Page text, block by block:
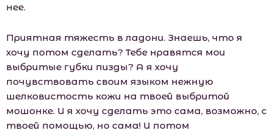
нее.
Приятная тяжесть в ладони. Знаешь, что я
хочу потом сделать? Тебе нравятся мои
выбритые губки пизды? А я хочу
почувствовать своим языком нежную
шелковистость кожи на твоей выбритой
мошонке. И я хочу сделать это сама, возможно, с
твоей помощью, но сама! И потом